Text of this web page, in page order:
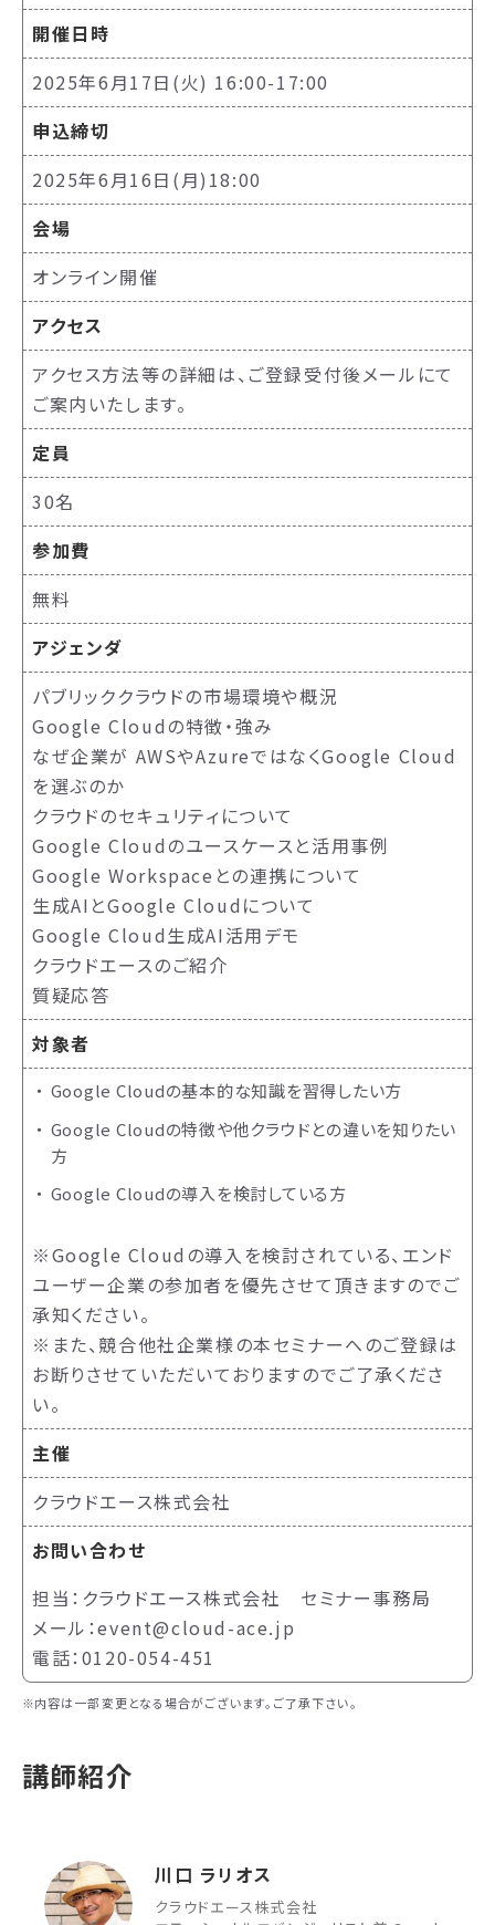
開催日時
2025年6月17日(火) 16:00-17:00
申込締切
2025年6月16日(月)18:00
会場
オンライン開催
アクセス
アクセス方法等の詳細は、ご登録受付後メールにて
ご案内いたします。
定員
30名
参加費
無料
アジェンダ
パブリッククラウドの市場環境や概況
Google Cloudの特徴・強み
なぜ企業が AWSやAzureではなくGoogle Cloud
を選ぶのか
クラウドのセキュリティについて
Google Cloudのユースケースと活用事例
Google Workspaceとの連携について
生成AIとGoogle Cloudについて
Google Cloud生成AI活用デモ
クラウドエースのご紹介
質疑応答
対象者
Google Cloudの基本的な知識を習得したい方
Google Cloudの特徴や他クラウドとの違いを知りたい
方
Google Cloudの導入を検討している方
※Google Cloudの導入を検討されている、エンド
ユーザー企業の参加者を優先させて頂きますのでご
承知ください。
※また、競合他社企業様の本セミナーへのご登録は
お断りさせていただいておりますのでご了承くださ
い。
主催
クラウドエース株式会社
お問い合わせ
担当：クラウドエース株式会社 セミナー事務局
メール：event@cloud-ace.jp
電話：0120-054-451
内容は一部変更となる場合がございます。ご了承下さい。
講師紹介
川口 ラリオス
クラウドエース株式会社